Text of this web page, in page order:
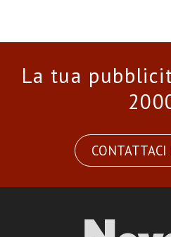
La tua
CONTATTACI